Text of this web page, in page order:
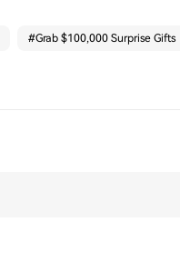
#Grab $100,000 Surprise Gifts